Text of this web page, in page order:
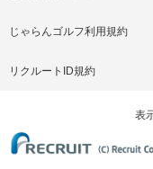
じゃらんゴルフ利用規約
リクルートID規約
表